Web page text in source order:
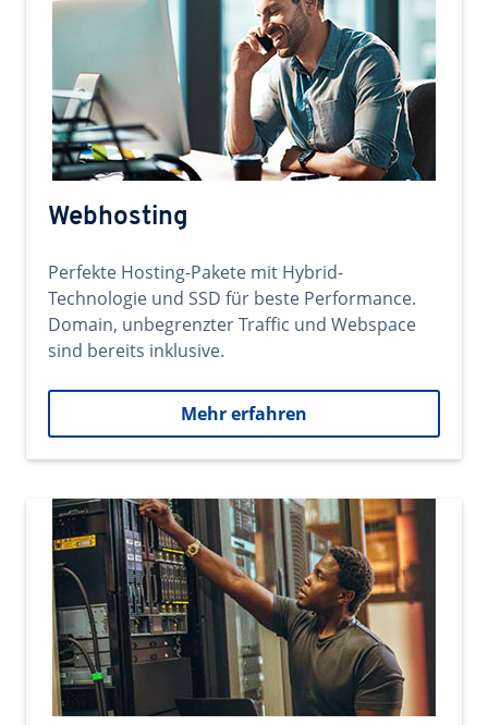
Webhosting
Perfekte Hosting-Pakete mit Hybrid-
Technologie und SSD für beste Performance.
Domain, unbegrenzter Traffic und Webspace
sind bereits inklusive.
Mehr erfahren